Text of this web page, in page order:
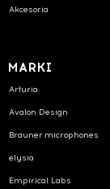
Akcesoria
MARKI
Arturia
Avalon Design
Brauner.microphones
elysia
Empirical Labs